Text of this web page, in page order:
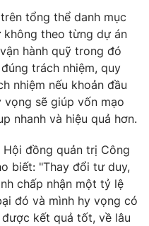
tổng thể danh mục
theo từng dự án
hành quỹ trong đó
trách nhiệm, quy
nhiệm nếu khoản đầu
sẽ giúp vốn mạo
nhanh và hiệu quả hơn.
đồng quản trị Công
biết: "Thay đổi tư duy,
chấp nhận một tỷ lệ
đó và mình hy vọng có
kết quả tốt, về lâu